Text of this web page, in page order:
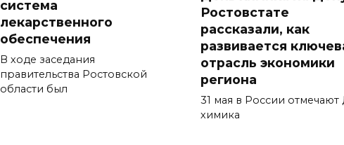
система
лекарственного
обеспечения
В ходе заседания
правительства Ростовской
области был
Ростовстате
рассказали, как
развивается
отрасль экономики
региона
31 мая в России отмечают
химика